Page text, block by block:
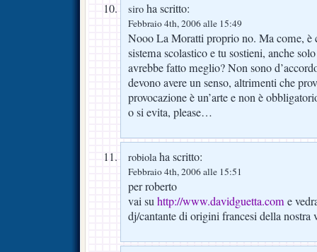
siro ha scritto:
Febbraio 4th, 2006 alle 15:49
Nooo La Moratti proprio no. Ma come, è
sistema scolastico e tu sostieni, anche
avrebbe fatto meglio? Non sono
devono avere un senso, altrimenti che
provocazione è un’arte e non è
o si evita, please…
robiolaha scritto:
Febbraio 4th, 2006 alle 15:51
per roberto
vai suhttp://www.davidguetta.come
dj/cantante di origini francesi della